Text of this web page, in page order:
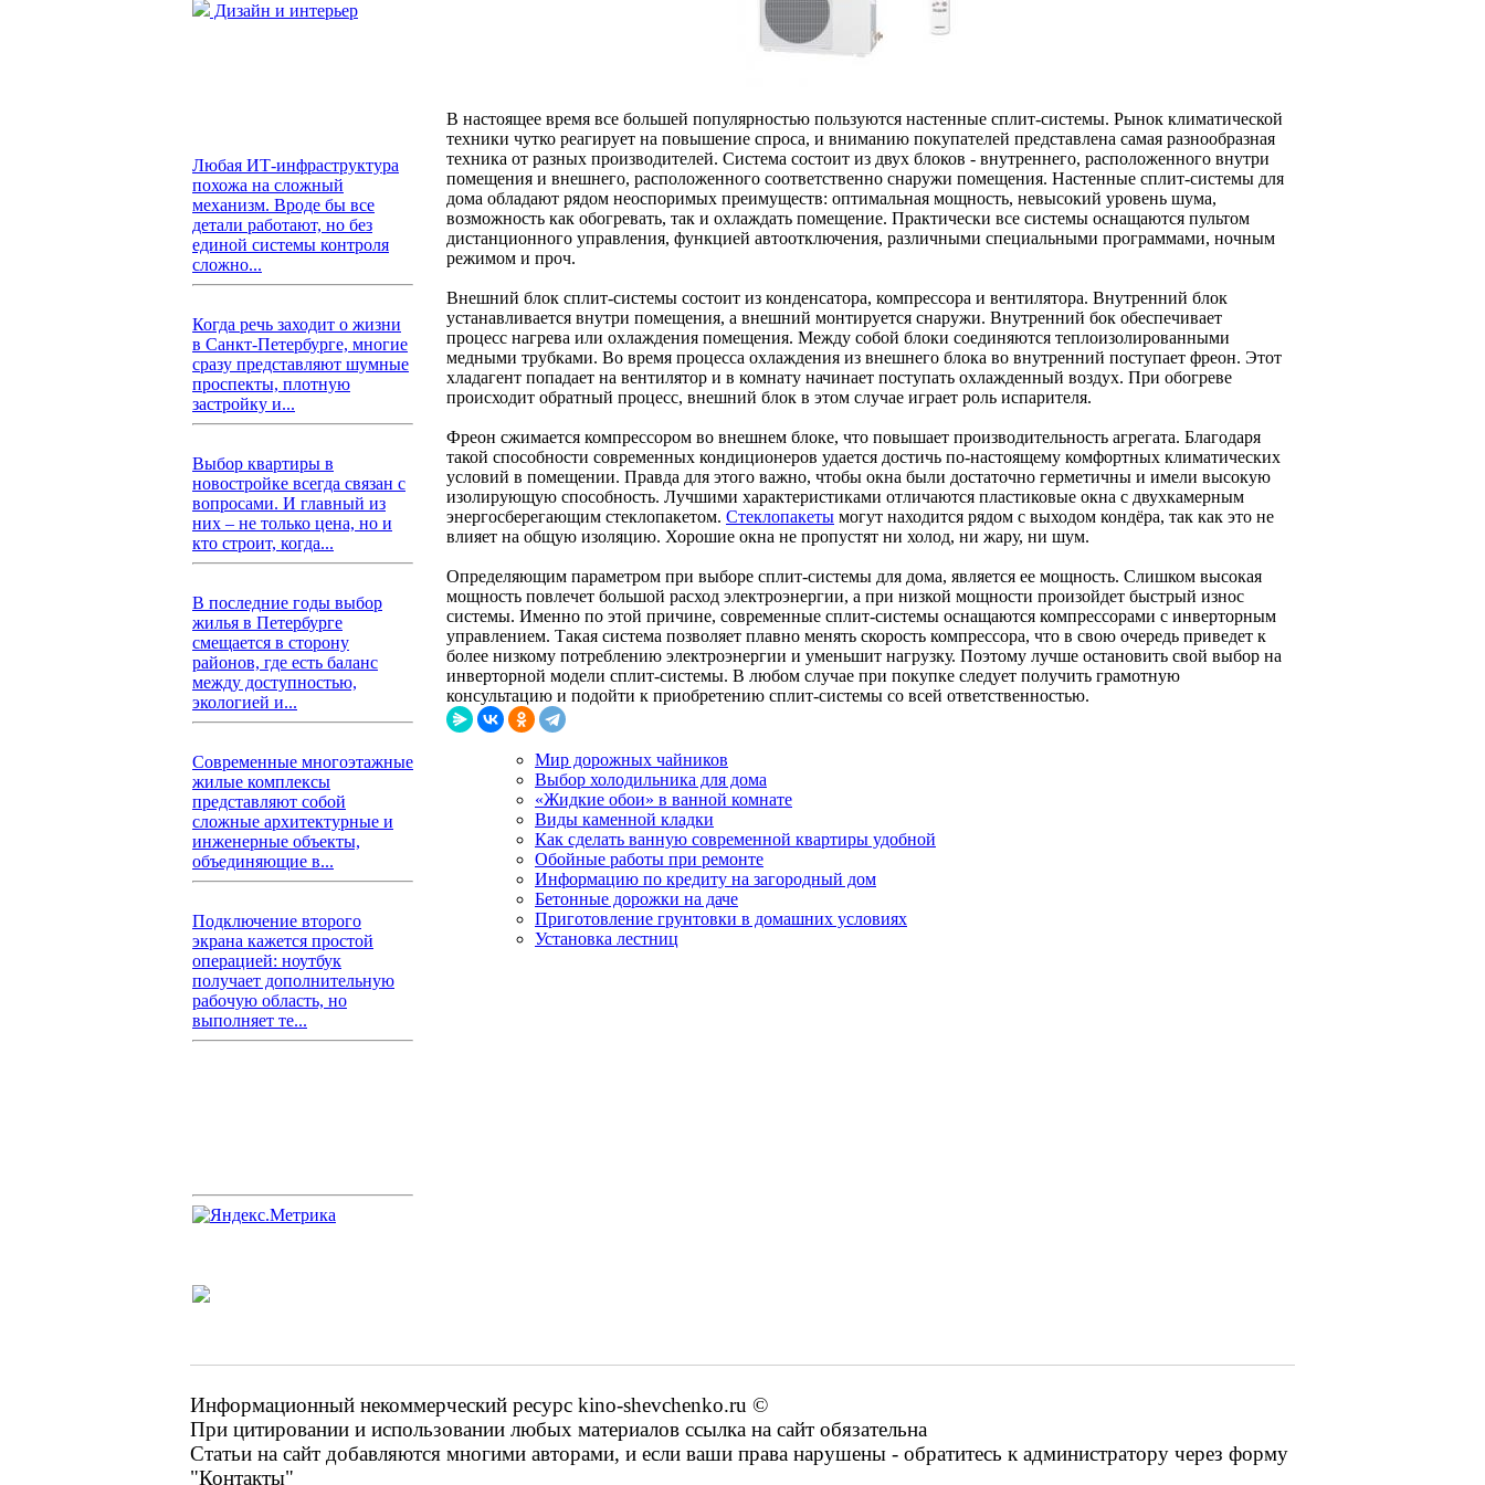
Дизайн и интерьер
Любая ИТ-инфраструктура
похожа на сложный
механизм. Вроде бы все
детали работают, но без
единой системы контроля
сложно...
Когда речь заходит о жизни
в Санкт-Петербурге, многие
сразу представляют шумные
проспекты, плотную
застройку и...
Выбор квартиры в
новостройке всегда связан с
вопросами. И главный из
них – не только цена, но и
кто строит, когда...
В последние годы выбор
жилья в Петербурге
смещается в сторону
районов, где есть баланс
между доступностью,
экологией и...
Современные многоэтажные
жилые комплексы
представляют собой
сложные архитектурные и
инженерные объекты,
объединяющие в...
Подключение второго
экрана кажется простой
операцией: ноутбук
получает дополнительную
рабочую область, но
выполняет те...
В настоящее время все большей популярностью пользуются настенные сплит-системы. Рынок климатической
техники чутко реагирует на повышение спроса, и вниманию покупателей представлена самая разнообразная
техника от разных производителей. Система состоит из двух блоков - внутреннего, расположенного внутри
помещения и внешнего, расположенного соответственно снаружи помещения. Настенные сплит-системы для
дома обладают рядом неоспоримых преимуществ: оптимальная мощность, невысокий уровень шума,
возможность как обогревать, так и охлаждать помещение. Практически все системы оснащаются пультом
дистанционного управления, функцией автоотключения, различными специальными программами, ночным
режимом и проч.
Внешний блок сплит-системы состоит из конденсатора, компрессора и вентилятора. Внутренний блок
устанавливается внутри помещения, а внешний монтируется снаружи. Внутренний бок обеспечивает
процесс нагрева или охлаждения помещения. Между собой блоки соединяются теплоизолированными
медными трубками. Во время процесса охлаждения из внешнего блока во внутренний поступает фреон. Этот
хладагент попадает на вентилятор и в комнату начинает поступать охлажденный воздух. При обогреве
происходит обратный процесс, внешний блок в этом случае играет роль испарителя.
Фреон сжимается компрессором во внешнем блоке, что повышает производительность агрегата. Благодаря
такой способности современных кондиционеров удается достичь по-настоящему комфортных климатических
условий в помещении. Правда для этого важно, чтобы окна были достаточно герметичны и имели высокую
изолирующую способность. Лучшими характеристиками отличаются пластиковые окна с двухкамерным
энергосберегающим стеклопакетом. Стеклопакеты могут находится рядом с выходом кондёра, так как это не
влияет на общую изоляцию. Хорошие окна не пропустят ни холод, ни жару, ни шум.
Определяющим параметром при выборе сплит-системы для дома, является ее мощность. Слишком высокая
мощность повлечет большой расход электроэнергии, а при низкой мощности произойдет быстрый износ
системы. Именно по этой причине, современные сплит-системы оснащаются компрессорами с инверторным
управлением. Такая система позволяет плавно менять скорость компрессора, что в свою очередь приведет к
более низкому потреблению электроэнергии и уменьшит нагрузку. Поэтому лучше остановить свой выбор на
инверторной модели сплит-системы. В любом случае при покупке следует получить грамотную
консультацию и подойти к приобретению сплит-системы со всей ответственностью.
Мир дорожных чайников
Выбор холодильника для дома
«Жидкие обои» в ванной комнате
Виды каменной кладки
Как сделать ванную современной квартиры удобной
Обойные работы при ремонте
Информацию по кредиту на загородный дом
Бетонные дорожки на даче
Приготовление грунтовки в домашних условиях
Установка лестниц
Информационный некоммерческий ресурс kino-shevchenko.ru ©
При цитировании и использовании любых материалов ссылка на сайт обязательна
Статьи на сайт добавляются многими авторами, и если ваши права нарушены - обратитесь к администратору через форму
"Контакты"